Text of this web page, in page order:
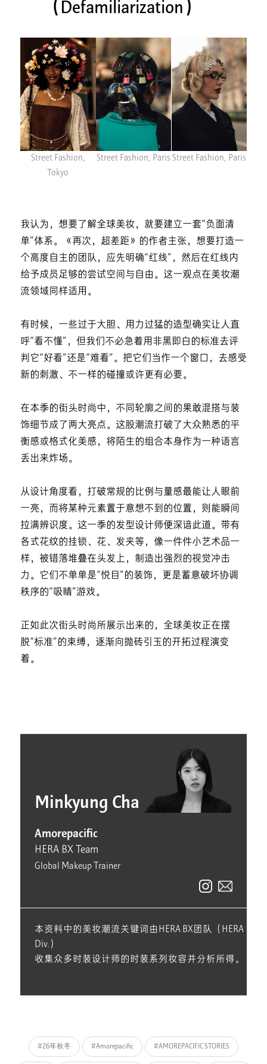
（Defamiliarization）
Street Fashion,
Tokyo
Street Fashion, Paris Street Fashion, Paris
我认为，想要了解全球美妆，就要建立一套“负面清
单”体系。《再次，超差距》的作者主张，想要打造一
个高度自主的团队，应先明确“红线”，然后在红线内
给予成员足够的尝试空间与自由。这一观点在美妆潮
流领域同样适用。
有时候，一些过于大胆、用力过猛的造型确实让人直
呼“看不懂”，但我们不必急着用非黑即白的标准去评
判它“好看”还是“难看”。把它们当作一个窗口，去感受
新的刺激、不一样的碰撞或许更有必要。
在本季的街头时尚中，不同轮廓之间的果敢混搭与装
饰细节成了两大亮点。这股潮流打破了大众熟悉的平
衡感或格式化美感，将陌生的组合本身作为一种语言
丢出来炸场。
从设计角度看，打破常规的比例与量感最能让人眼前
一亮，而将某种元素置于意想不到的位置，则能瞬间
拉满辨识度。这一季的发型设计师便深谙此道。带有
各式花纹的挂锁、花、发夹等，像一件件小艺术品一
样，被错落堆叠在头发上，制造出强烈的视觉冲击
力。它们不单单是“悦目”的装饰，更是蓄意破坏协调
秩序的“吸睛”游戏。
正如此次街头时尚所展示出来的，全球美妆正在摆
脱“标准”的束缚，逐渐向抛砖引玉的开拓过程演变
着。
Minkyung Cha
Amorepacific
HERA BX Team
Global Makeup Trainer
本资料中的美妆潮流关键词由HERA BX团队（HERA
Div.）
收集众多时装设计师的时装系列妆容并分析所得。
#26年秋冬 #Amorepacific #AMOREPACIFIC STORIES